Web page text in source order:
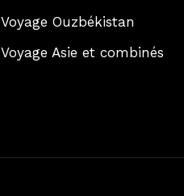
Voyage Ouzbékistan
Voyage Asie et combinés